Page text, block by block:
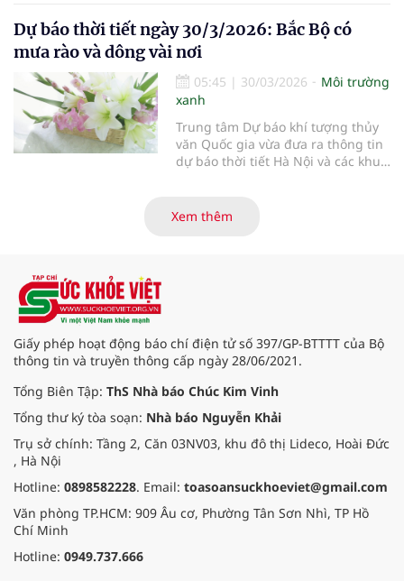
Dự báo thời tiết ngày 30/3/2026: Bắc Bộ có
mưa rào và dông vài nơi
05:45 | 30/03/2026
Môi trường
xanh
Trung tâm Dự báo khí tượng thủy
văn Quốc gia vừa đưa ra thông tin
dự báo thời tiết Hà Nội và các khu
Xem thêm
Giấy phép hoạt động báo chí điện tử số 397/GP-BTTTT của Bộ
thông tin và truyền thông cấp ngày 28/06/2021.
Tổng Biên Tập: ThS Nhà báo Chúc Kim Vinh
Tổng thư ký tòa soạn: Nhà báo Nguyễn Khải
Trụ sở chính: Tầng 2, Căn 03NV03, khu đô thị Lideco, Hoài Đức
, Hà Nội
Hotline: 0898582228. Email: toasoansuckhoeviet@gmail.com
Văn phòng TP.HCM: 909 Âu cơ, Phường Tân Sơn Nhì, TP Hồ
Chí Minh
Hotline: 0949.737.666